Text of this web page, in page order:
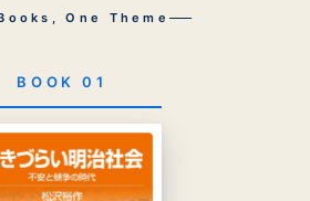
One Theme
BOOK 01